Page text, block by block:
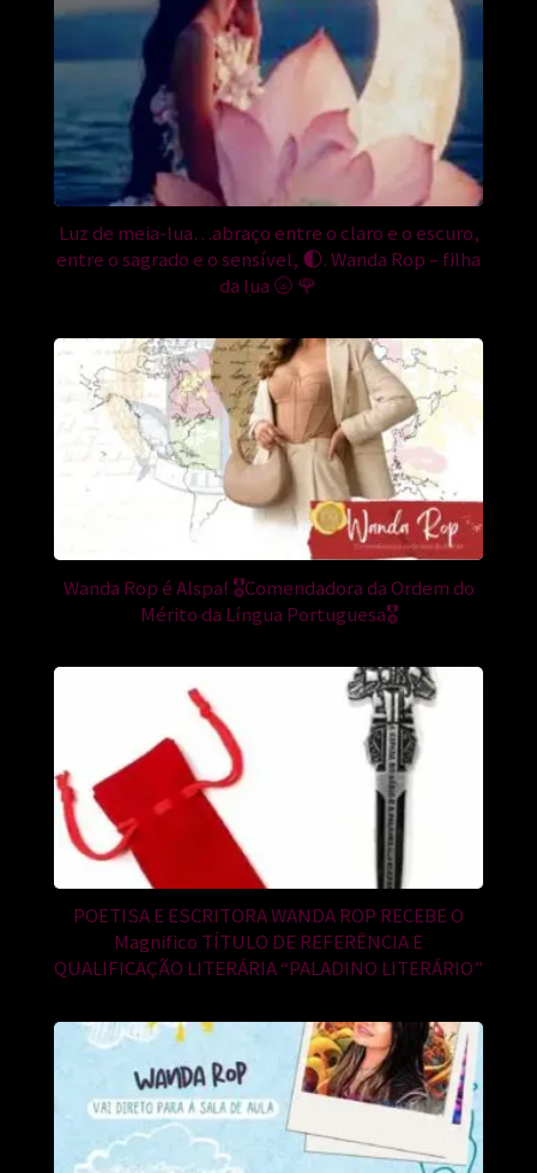
Luz de meia-lua…abraço entre o claro e o escuro,
entre o sagrado e o sensível, 🌓. Wanda Rop – filha
da lua 🌝 🌹
Wanda Rop é Alspa! 🎖Comendadora da Ordem do
Mérito da Língua Portuguesa🎖
POETISA E ESCRITORA WANDA ROP RECEBE O
Magnifico TÍTULO DE REFERÊNCIA E
QUALIFICAÇÃO LITERÁRIA “PALADINO LITERÁRIO”